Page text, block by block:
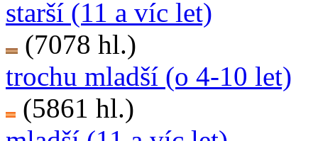
starší (11 a víc let)
(7078 hl.)
trochu mladší (o 4-10 let)
(5861 hl.)